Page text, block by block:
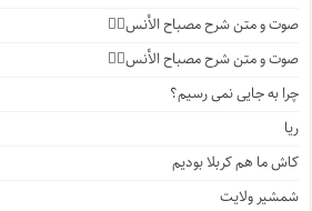
صوت و متن شرح مصباح الأنس۴️⃣
صوت و متن شرح مصباح الأنس۳️⃣
چرا به جایی نمی رسیم؟
ریا
کاش ما هم کربلا بودیم
شمشیر ولایت